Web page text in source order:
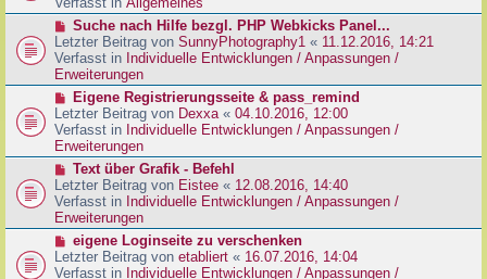
a
g
e
t
r
a
g
e
r
B
e
i
r
a
g
N
e
u
e
r
B
e
i
t
a
g
Suche nach Hilfe bezgl. PHP Webkicks Panel...
Letzter Beitrag von SunnyPhotography1 « 11.12.2016, 14:21
Verfasst in Individuelle Entwicklungen / Anpassungen /
Erweiterungen
N
e
u
e
r
B
e
i
t
a
g
Eigene Registrierungsseite & pass_remind
Letzter Beitrag von Dexxa« 04.10.2016, 12:00
Verfasst in Individuelle Entwicklungen / Anpassungen /
Erweiterungen
N
e
u
e
r
B
e
Text über Grafik - Befehl
Letzter Beitrag von Eistee « 12.08.2016, 14:40
Verfasst in Individuelle Entwicklungen / Anpassungen /
Erweiterungen
N
e
u
eigene Loginseite zu verschenken
Letzter Beitrag von etabliert « 16.07.2016, 14:04
Verfasst in Individuelle Entwicklungen / Anpassungen /